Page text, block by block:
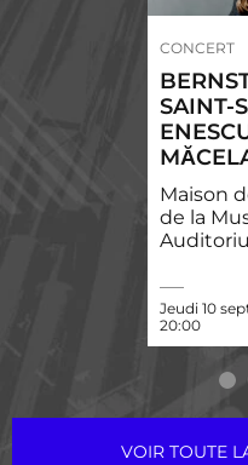
SAINT-
Maison
de la
CONCERT
Jeudi 10
20:00
VOIR TOUTE